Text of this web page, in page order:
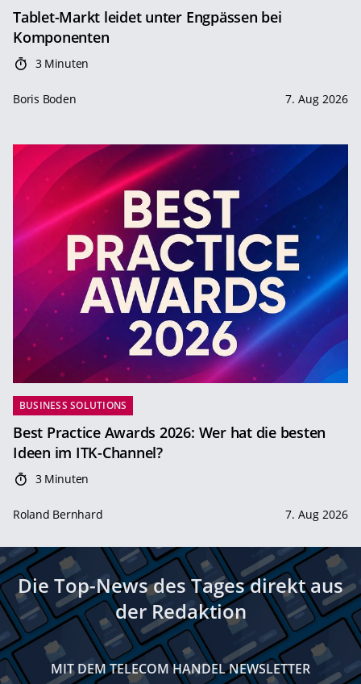
Tablet-Markt leidet unter Engpässen bei
Komponenten
3 Minuten
Boris Boden 7. Aug 2026
BUSINESS SOLUTIONS
Best Practice Awards 2026: Wer hat die besten
Ideen im ITK-Channel?
3 Minuten
Roland Bernhard 7. Aug 2026
Die Top-News des Tages direkt aus
der Redaktion
MIT DEM TELECOM HANDEL NEWSLETTER